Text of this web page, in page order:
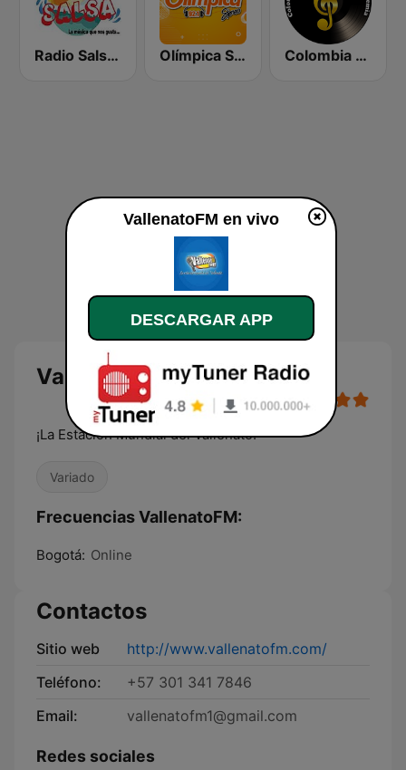
Radio Salsa Colombia Olímpica Stereo Barranquilla 92.1 FM Colombia Bohemia
VallenatoFM
¡La Estación Mundial del Vallenato!
Variado
Frecuencias VallenatoFM:
Bogotá: Online
Contactos
Sitio web
http://www.vallenatofm.com/
Teléfono:
+57 301 341 7846
Email:
vallenatofm1@gmail.com
Redes sociales
VallenatoFM en vivo
DESCARGAR APP